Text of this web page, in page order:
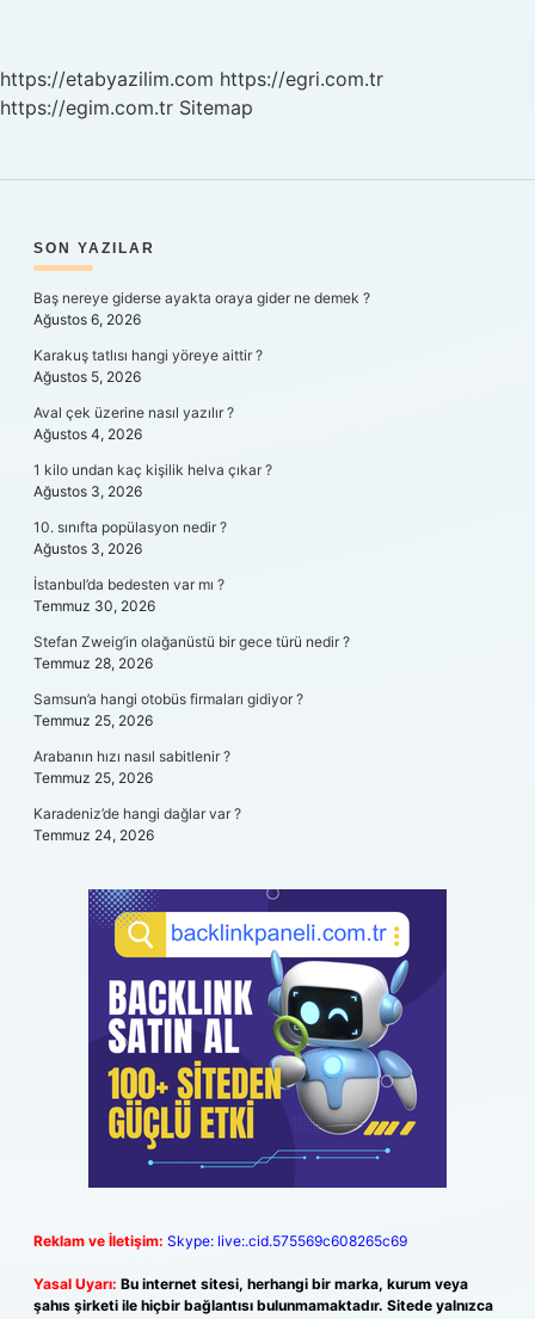
https://etabyazilim.com https://egri.com.tr
https://egim.com.tr Sitemap
SIDEBAR
SON YAZILAR
Baş nereye giderse ayakta oraya gider ne demek ?
Ağustos 6, 2026
Karakuş tatlısı hangi yöreye aittir ?
Ağustos 5, 2026
Aval çek üzerine nasıl yazılır ?
Ağustos 4, 2026
1 kilo undan kaç kişilik helva çıkar ?
Ağustos 3, 2026
10. sınıfta popülasyon nedir ?
Ağustos 3, 2026
İstanbul’da bedesten var mı ?
Temmuz 30, 2026
Stefan Zweig’in olağanüstü bir gece türü nedir ?
Temmuz 28, 2026
Samsun’a hangi otobüs firmaları gidiyor ?
Temmuz 25, 2026
Arabanın hızı nasıl sabitlenir ?
Temmuz 25, 2026
Karadeniz’de hangi dağlar var ?
Temmuz 24, 2026
Reklam ve İletişim: Skype: live:.cid.575569c608265c69
Yasal Uyarı: Bu internet sitesi, herhangi bir marka, kurum veya
şahıs şirketi ile hiçbir bağlantısı bulunmamaktadır. Sitede yalnızca